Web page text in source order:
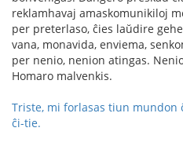
reklamhavaj amaskomunikiloj
per preterlaso, ĉies laŭdire
vana, monavida, enviema,
per nenio, nenion atingas.
Homaro malvenkis.
Triste, mi forlasas tiun mundon
ĉi-tie.